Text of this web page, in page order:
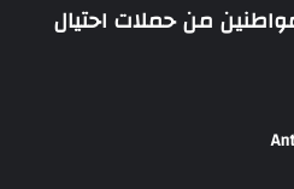
من حملات احتيال